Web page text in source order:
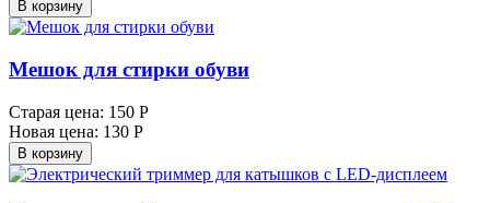
В корзину
Мешок для стирки обуви
Старая цена: 150 Р
Новая цена: 130 Р
В корзину